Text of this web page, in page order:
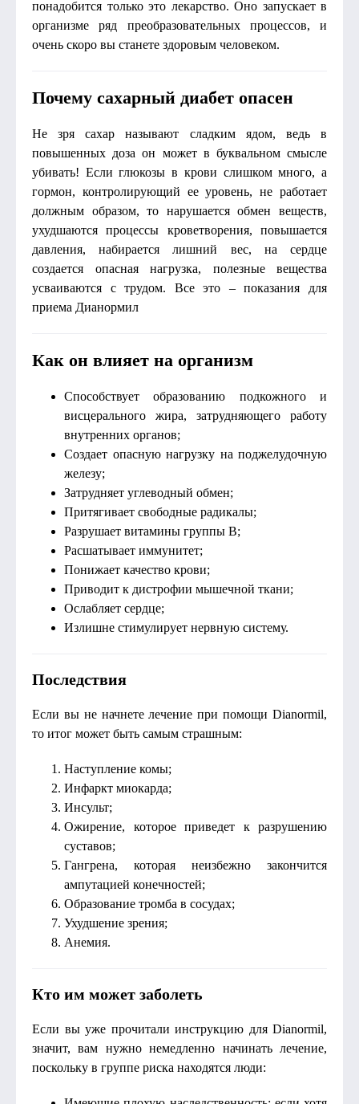
понадобится только это лекарство. Оно запускает в
организме ряд преобразовательных процессов, и
очень скоро вы станете здоровым человеком.
Почему сахарный диабет опасен
Не зря сахар называют сладким ядом, ведь в
повышенных доза он может в буквальном смысле
убивать! Если глюкозы в крови слишком много, а
гормон, контролирующий ее уровень, не работает
должным образом, то нарушается обмен веществ,
ухудшаются процессы кроветворения, повышается
давления, набирается лишний вес, на сердце
создается опасная нагрузка, полезные вещества
усваиваются с трудом. Все это – показания для
приема Дианормил
Как он влияет на организм
Способствует образованию подкожного и
висцерального жира, затрудняющего работу
внутренних органов;
Создает опасную нагрузку на поджелудочную
железу;
Затрудняет углеводный обмен;
Притягивает свободные радикалы;
Разрушает витамины группы В;
Расшатывает иммунитет;
Понижает качество крови;
Приводит к дистрофии мышечной ткани;
Ослабляет сердце;
Излишне стимулирует нервную систему.
Последствия
Если вы не начнете лечение при помощи Dianormil,
то итог может быть самым страшным:
Наступление комы;
Инфаркт миокарда;
Инсульт;
Ожирение, которое приведет к разрушению
суставов;
Гангрена, которая неизбежно закончится
ампутацией конечностей;
Образование тромба в сосудах;
Ухудшение зрения;
Анемия.
Кто им может заболеть
Если вы уже прочитали инструкцию для Dianormil,
значит, вам нужно немедленно начинать лечение,
поскольку в группе риска находятся люди: